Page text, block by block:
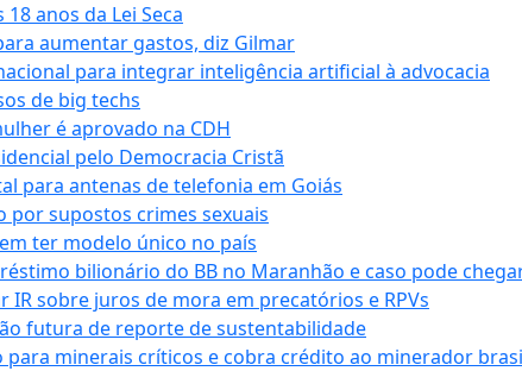
anos da Lei Seca
aumentar gastos, diz Gilmar
para integrar inteligência artificial à advocacia
de big techs
é aprovado na CDH
pelo Democracia Cristã
para antenas de telefonia em Goiás
supostos crimes sexuais
ter modelo único no país
bilionário do BB no Maranhão e caso pode chegar
sobre juros de mora em precatórios e RPVs
futura de reporte de sustentabilidade
minerais críticos e cobra crédito ao minerador